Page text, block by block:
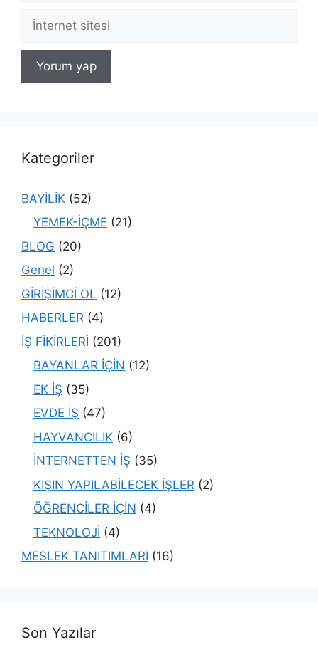
İnternet
sitesi
Kategoriler
BAYİLİK (52)
YEMEK-İÇME (21)
BLOG (20)
Genel (2)
GİRİŞİMCİ OL (12)
HABERLER (4)
İŞ FİKİRLERİ (201)
BAYANLAR İÇİN (12)
EK İŞ (35)
EVDE İŞ (47)
HAYVANCILIK (6)
İNTERNETTEN İŞ (35)
KIŞIN YAPILABİLECEK İŞLER (2)
ÖĞRENCİLER İÇİN (4)
TEKNOLOJİ (4)
MESLEK TANITIMLARI (16)
Son Yazılar